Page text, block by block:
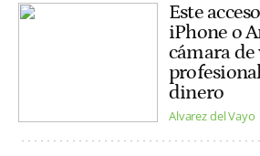
Este
iPhone o
cámara
dinero
Alvarez del Vayo